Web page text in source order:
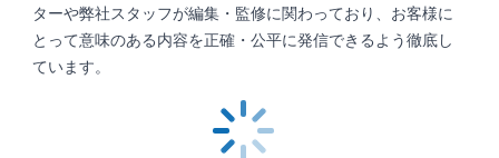
ターや弊社スタッフが編集・監修に関わっており、お客様に
とって意味のある内容を正確・公平に発信できるよう徹底し
ています。